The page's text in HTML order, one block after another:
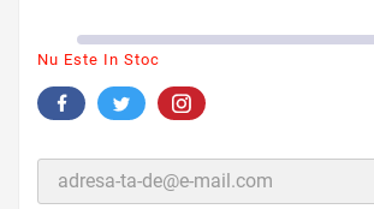
Nu Este In Stoc